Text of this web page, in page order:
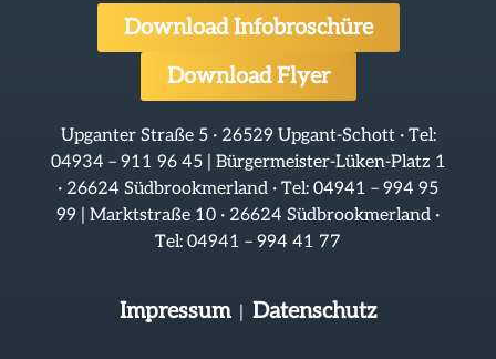
Download Infobroschüre
Download Flyer
Upganter Straße 5 · 26529 Upgant-Schott · Tel:
04934 – 911 96 45 | Bürgermeister-Lüken-Platz 1
· 26624 Südbrookmerland · Tel: 04941 – 994 95
99 | Marktstraße 10 · 26624 Südbrookmerland ·
Tel: 04941 – 994 41 77
Impressum| Datenschutz